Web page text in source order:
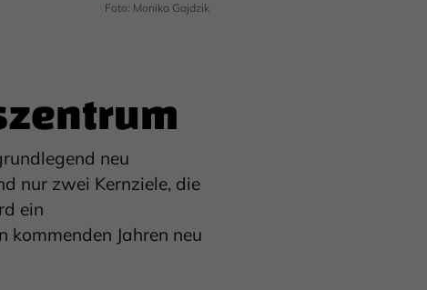
Foto: Monika Gajdzik
neu
nur zwei Kernziele, die
ein
Jahren neu